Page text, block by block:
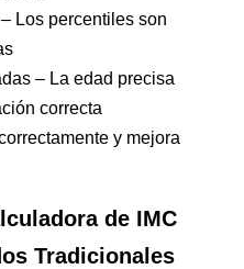
Los percentiles son
– La edad precisa
correcta
y mejora
de IMC
Tradicionales